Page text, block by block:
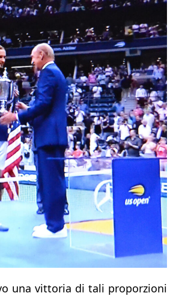
una vittoria di tali proporzioni